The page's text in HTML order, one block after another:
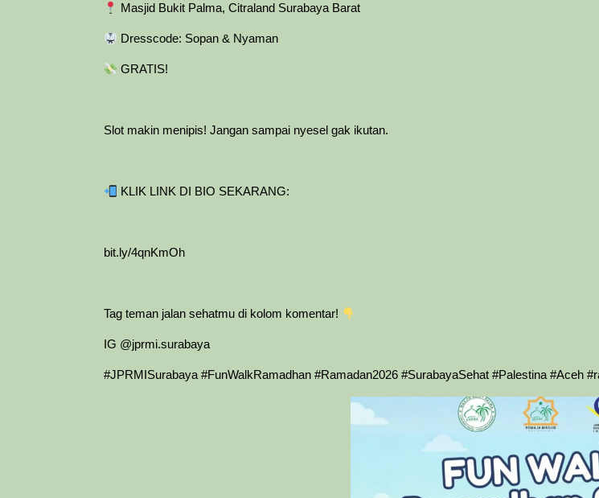
Masjid Bukit Palma, Citraland Surabaya Barat
Dresscode: Sopan & Nyaman
GRATIS!
Slot makin menipis! Jangan sampai nyesel gak ikutan.
KLIK LINK DI BIO SEKARANG:
bit.ly/4qnKmOh
Tag teman jalan sehatmu di kolom komentar!
IG @jprmi.surabaya
#JPRMISurabaya #FunWalkRamadhan #Ramadan2026 #SurabayaSehat #Palestina #Aceh